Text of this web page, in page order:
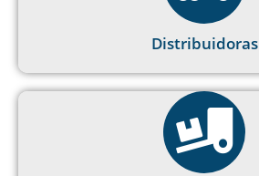
Distribuidoras